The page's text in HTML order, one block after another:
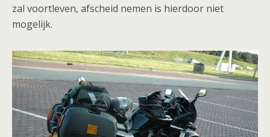
zal voortleven, afscheid nemen is hierdoor niet
mogelijk.